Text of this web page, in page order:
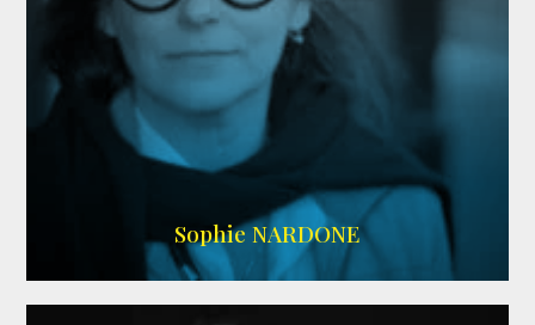
RS DOUBLAGE,WIKIPEDIA
Sophie NARDONE